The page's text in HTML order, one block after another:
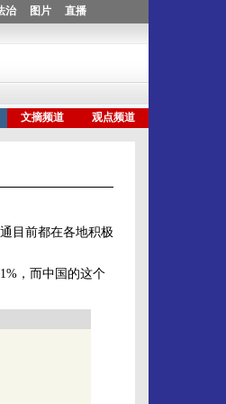
目前都在各地积极
，而中国的这个